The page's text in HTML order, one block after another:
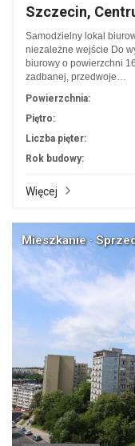
Szczecin,
Samodzielny lokal
niezależne wejście Do
biurowy o powierzchni
zadbanej, przedwoje…
Powierzchnia:
Piętro:
Liczba pięter:
Rok budowy:
Więcej
Mieszkanie ·